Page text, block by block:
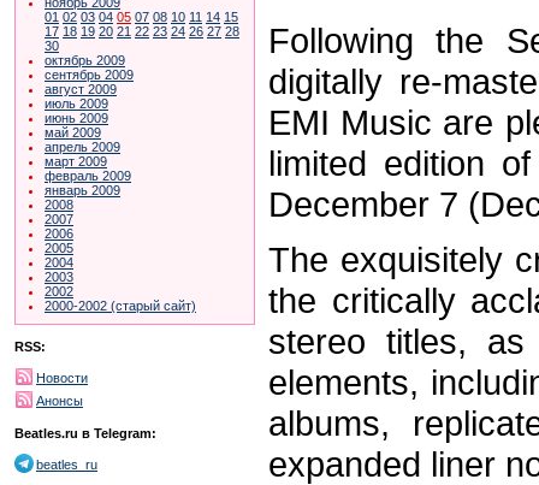
01 02 03 04 05 07 08 10 11 14 15
17 18 19 20 21 22 23 24 26 27 28
30
октябрь 2009
сентябрь 2009
август 2009
июль 2009
июнь 2009
май 2009
апрель 2009
март 2009
февраль 2009
январь 2009
2008
2007
2006
2005
2004
2003
2002
2000-2002 (старый сайт)
RSS:
Новости
Анонсы
Beatles.ru в Telegram:
beatles_ru
Following the
digitally re-
EMI Music are
limited edition
December 7
The exquisitely
the critically
stereo titles,
elements,
albums,
expanded liner